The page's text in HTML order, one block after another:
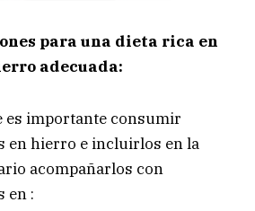
para una dieta rica en
adecuada:
es importante consumir
en hierro e incluirlos en la
acompañarlos con
en :